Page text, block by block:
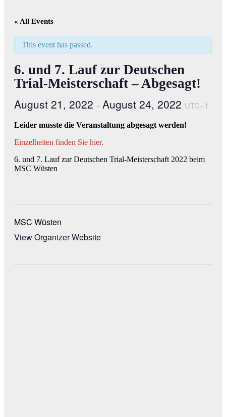
« All Events
This event has passed.
6. und 7. Lauf zur Deutschen
Trial-Meisterschaft – Abgesagt!
August 21, 2022 –August 24, 2022 UTC+1
Leider musste die Veranstaltung abgesagt werden!
Einzelheiten finden Sie hier.
6. und 7. Lauf zur Deutschen Trial-Meisterschaft 2022 beim
MSC Wüsten
MSC Wüsten
View Organizer Website